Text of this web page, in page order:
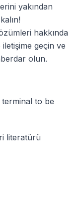
yakından
hakkında
geçin ve
olun.
to be
literatürü